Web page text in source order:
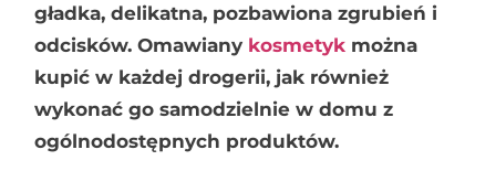
gładka, delikatna, pozbawiona zgrubień i
odcisków. Omawiany kosmetyk można
kupić w każdej drogerii, jak również
wykonać go samodzielnie w domu z
ogólnodostępnych produktów.